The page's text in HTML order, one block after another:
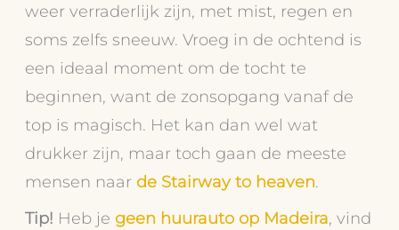
weer verraderlijk zijn, met mist, regen en
soms zelfs sneeuw. Vroeg in de ochtend is
een ideaal moment om de tocht te
beginnen, want de zonsopgang vanaf de
top is magisch. Het kan dan wel wat
drukker zijn, maar toch gaan de meeste
mensen naar de Stairway to heaven.
Tip! Heb je geen huurauto op Madeira, vind